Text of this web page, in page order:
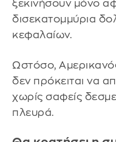
ξεκινήσουν μόνο
δισεκατομμύρια
κεφαλαίων.
Ωστόσο,
δεν πρόκειται να
χωρίς σαφείς
πλευρά.